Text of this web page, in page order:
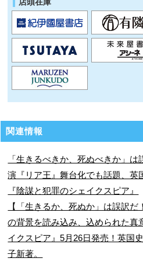
関連情報
「生きるべきか、死ぬべきか」
演『リア王』舞台化でも話題、英
『陰謀と犯罪のシェイクスピア』
【「生きるか、死ぬか」は誤訳
の背景を読み込み、込められた真
イクスピア』5月26日発売！英国
子新著。